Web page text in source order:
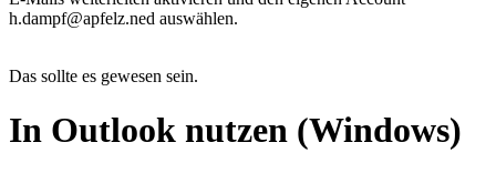
h.dampf@apfelz.ned auswählen.
Das sollte es gewesen sein.
In Outlook nutzen (Windows)